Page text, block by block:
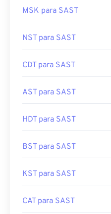
MSK para SAST
NST para SAST
CDT para SAST
AST para SAST
HDT para SAST
BST para SAST
KST para SAST
CAT para SAST